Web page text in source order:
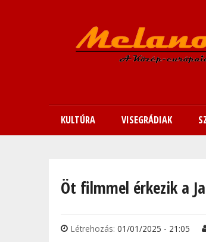
KULTÚRA VISEGRÁDIAK
Öt filmmel érkezik a
Létrehozás: 01/01/2025 - 21:05